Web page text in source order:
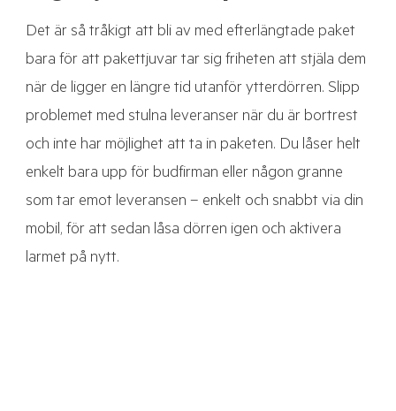
Det är så tråkigt att bli av med efterlängtade paket
bara för att pakettjuvar tar sig friheten att stjäla dem
när de ligger en längre tid utanför ytterdörren. Slipp
problemet med stulna leveranser när du är bortrest
och inte har möjlighet att ta in paketen. Du låser helt
enkelt bara upp för budfirman eller någon granne
som tar emot leveransen – enkelt och snabbt via din
mobil, för att sedan låsa dörren igen och aktivera
larmet på nytt.